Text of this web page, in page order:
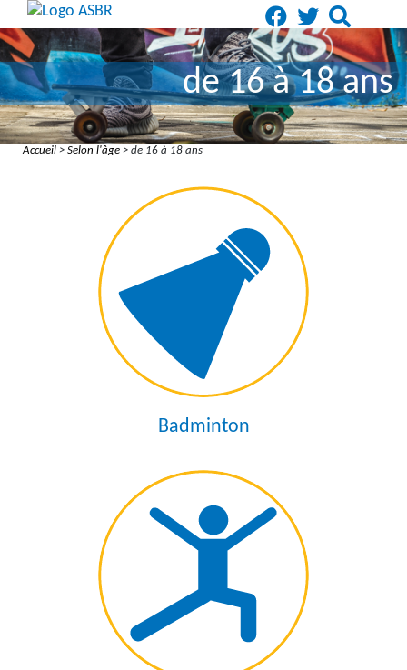
de 16 à 18 ans
Accueil > Selon l'âge > de 16 à 18 ans
Badminton